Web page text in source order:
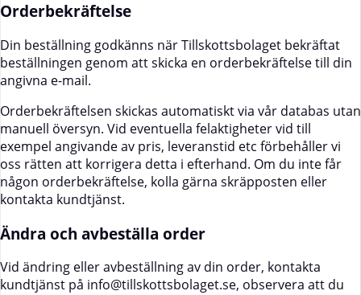
Orderbekräftelse
Din beställning godkänns när Tillskottsbolaget bekräftat
beställningen genom att skicka en orderbekräftelse till din
angivna e-mail.
Orderbekräftelsen skickas automatiskt via vår databas utan
manuell översyn. Vid eventuella felaktigheter vid till
exempel angivande av pris, leveranstid etc förbehåller vi
oss rätten att korrigera detta i efterhand. Om du inte får
någon orderbekräftelse, kolla gärna skräpposten eller
kontakta kundtjänst.
Ändra och avbeställa order
Vid ändring eller avbeställning av din order, kontakta
kundtjänst på info@tillskottsbolaget.se, observera att du